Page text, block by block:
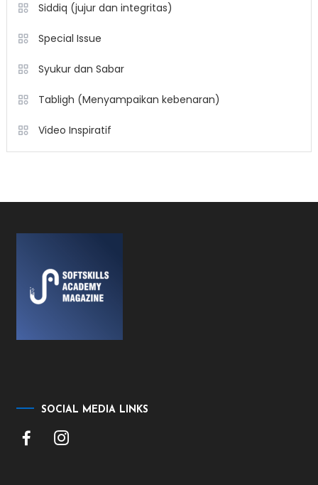
Siddiq (jujur dan integritas)
Special Issue
Syukur dan Sabar
Tabligh (Menyampaikan kebenaran)
Video Inspiratif
SOCIAL MEDIA LINKS